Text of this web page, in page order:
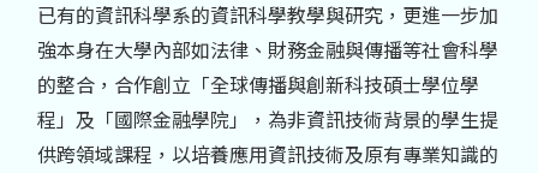
已有的資訊科學系的資訊科學教學與研究，更進一步加
強本身在大學內部如法律、財務金融與傳播等社會科學
的整合，合作創立「全球傳播與創新科技碩士學位學
程」及「國際金融學院」，為非資訊技術背景的學生提
供跨領域課程，以培養應用資訊技術及原有專業知識的